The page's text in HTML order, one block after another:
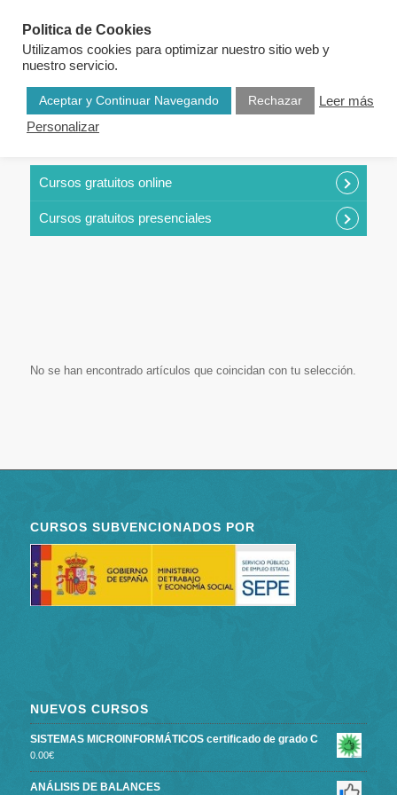
Cursos gratuitos online
Cursos gratuitos presenciales
No se han encontrado artículos que coincidan con tu selección.
CURSOS SUBVENCIONADOS POR
NUEVOS CURSOS
SISTEMAS MICROINFORMÁTICOS certificado de grado C
0.00€
ANÁLISIS DE BALANCES
Politica de Cookies
Utilizamos cookies para optimizar nuestro sitio web y
nuestro servicio.
Aceptar y Continuar Navegando Rechazar
Leer más
Personalizar